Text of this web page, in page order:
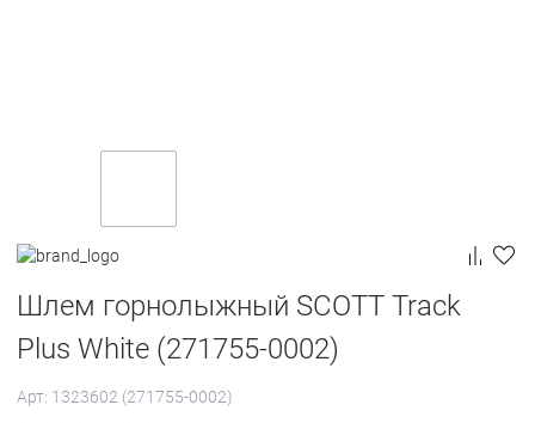
Шлем горнолыжный SCOTT Track
Plus White (271755-0002)
Арт: 1323602 (271755-0002)